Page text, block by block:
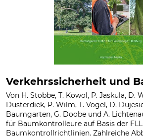
Verkehrssicherheit und
Von H. Stobbe, T. Kowol, P. Jaskula, D.
Düsterdiek, P. Wilm, T. Vogel, D.
Baumgarten, G. Doobe und A.
für Baumkontrolleure auf Basis der
Baumkontrollrichtlinien. Zahlreiche